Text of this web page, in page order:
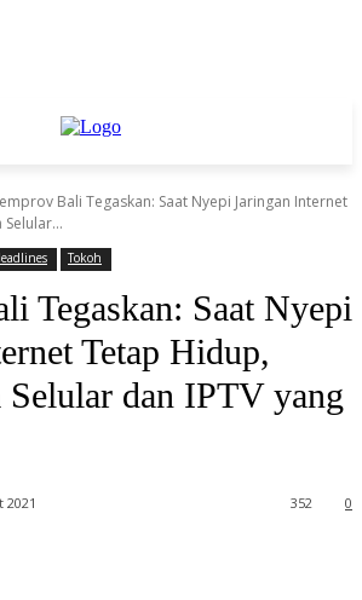
Bali Tegaskan: Saat Nyepi Jaringan Internet
Tokoh
Tegaskan: Saat Nyepi
Tetap Hidup,
Selular dan IPTV yang
2021 0
352